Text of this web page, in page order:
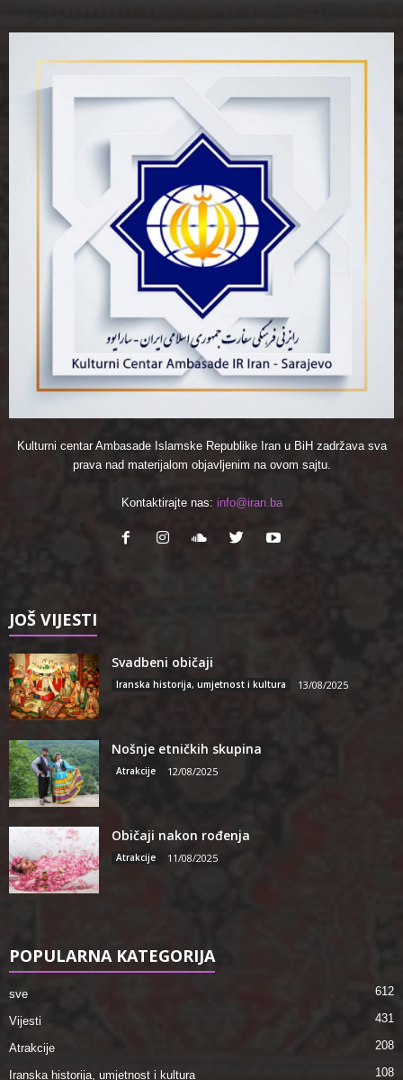
Kulturni centar Ambasade Islamske Republike Iran u BiH zadržava sva
prava nad materijalom objavljenim na ovom sajtu.
Kontaktirajte nas: info@iran.ba
JOŠ VIJESTI
Svadbeni običaji
Iranska historija, umjetnost i kultura 13/08/2025
Nošnje etničkih skupina
Atrakcije 12/08/2025
Običaji nakon rođenja
Atrakcije 11/08/2025
POPULARNA KATEGORIJA
sve 612
Vijesti 431
Atrakcije 208
Iranska historija, umjetnost i kultura 108